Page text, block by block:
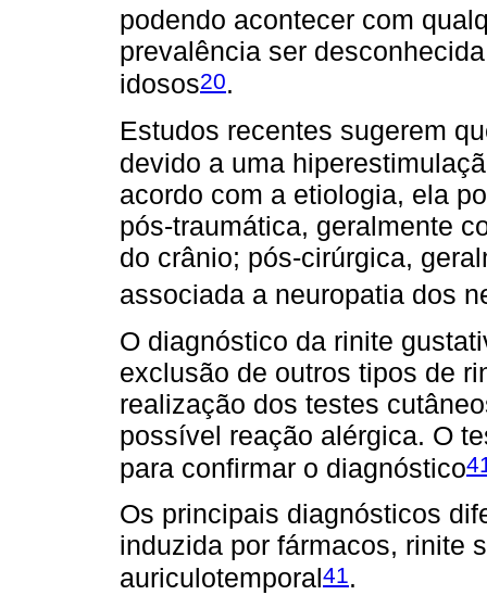
podendo acontecer com
prevalência ser
idosos20.
Estudos recentes sugerem
devido a uma
acordo com a etiologia, ela
pós-traumática, geralmente
do crânio; pós-cirúrgica,
associada a neuropatia dos
O diagnóstico da rinite
exclusão de outros tipos de
realização dos testes
possível reação alérgica. O
para confirmar o diagnóstico
Os principais diagnósticos
induzida por fármacos, rinite
auriculotemporal 41 .